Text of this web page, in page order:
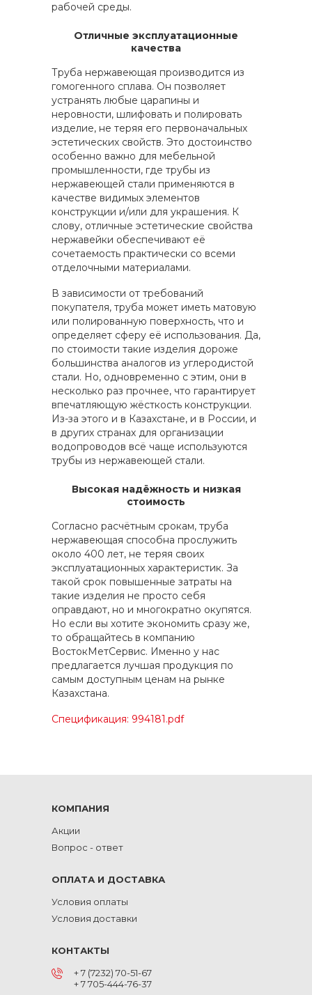
рабочей среды.
Отличные эксплуатационные
качества
Труба нержавеющая производится из
гомогенного сплава. Он позволяет
устранять любые царапины и
неровности, шлифовать и полировать
изделие, не теряя его первоначальных
эстетических свойств. Это достоинство
особенно важно для мебельной
промышленности, где трубы из
нержавеющей стали применяются в
качестве видимых элементов
конструкции и/или для украшения. К
слову, отличные эстетические свойства
нержавейки обеспечивают её
сочетаемость практически со всеми
отделочными материалами.
В зависимости от требований
покупателя, труба может иметь матовую
или полированную поверхность, что и
определяет сферу её использования. Да,
по стоимости такие изделия дороже
большинства аналогов из углеродистой
стали. Но, одновременно с этим, они в
несколько раз прочнее, что гарантирует
впечатляющую жёсткость конструкции.
Из-за этого и в Казахстане, и в России, и
в других странах для организации
водопроводов всё чаще используются
трубы из нержавеющей стали.
Высокая надёжность и низкая
стоимость
Согласно расчётным срокам, труба
нержавеющая способна прослужить
около 400 лет, не теряя своих
эксплуатационных характеристик. За
такой срок повышенные затраты на
такие изделия не просто себя
оправдают, но и многократно окупятся.
Но если вы хотите экономить сразу же,
то обращайтесь в компанию
ВостокМетСервис. Именно у нас
предлагается лучшая продукция по
самым доступным ценам на рынке
Казахстана.
Спецификация: 994181.pdf
КОМПАНИЯ
Акции
Вопрос - ответ
ОПЛАТА И ДОСТАВКА
Условия оплаты
Условия доставки
КОНТАКТЫ
+ 7 (7232) 70-51-67
+ 7 705-444-76-37